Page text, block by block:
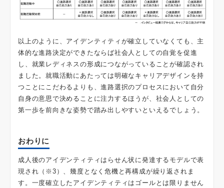
以上のように、アイデンティティが確立していなくても、主
体的な進路決定ができたならば社会人としての自覚を促進
し、就業レディネスの形成につながっていることが確認され
ました。就職活動にあたっては明確なキャリアデザインを持
つことにこだわるよりも、進路選択のプロセスにおいて自分
自身の意思で決めることに注力するほうが、社会人としての
第一歩を前向きな姿勢で踏み出しやすいといえるでしょう。
おわりに
成人後のアイデンティティはらせん状に発達するモデルで表
現され（※3）、幾度となく危機と再構成が繰り返されま
す。一度確立したアイデンティティはゴールとは限りません